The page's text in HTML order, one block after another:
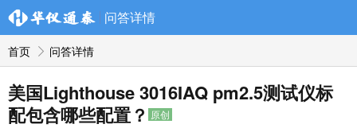
问答详情
首页 问答详情
美国Lighthouse 3016IAQ pm2.5测试仪标
配包含哪些配置？ 原创